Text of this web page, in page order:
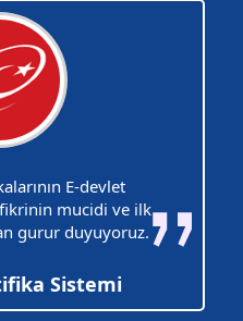
E-devlet
mucidi ve ilk
gurur duyuyoruz.
Sistemi